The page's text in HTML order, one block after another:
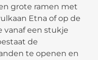
grote ramen met
Etna of op de
vanaf een stukje
de
te openen en